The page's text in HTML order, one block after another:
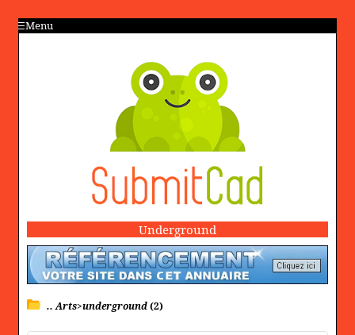
Menu
Underground
.. Arts>underground(2)